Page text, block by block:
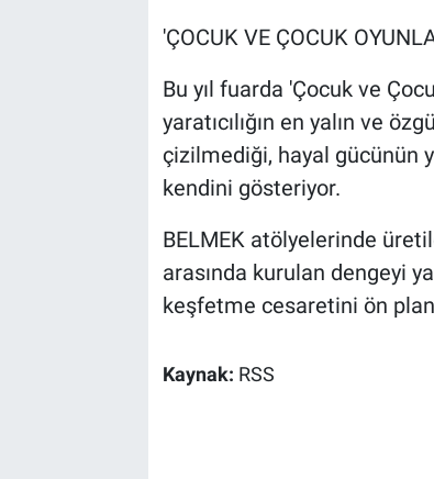
'ÇOCUK VE ÇOCUK
Bu yıl fuarda 'Çocuk ve
yaratıcılığın en yalın ve
çizilmediği, hayal gücünün
kendini gösteriyor.
BELMEK atölyelerinde
arasında kurulan dengeyi
keşfetme cesaretini ön
Kaynak: RSS